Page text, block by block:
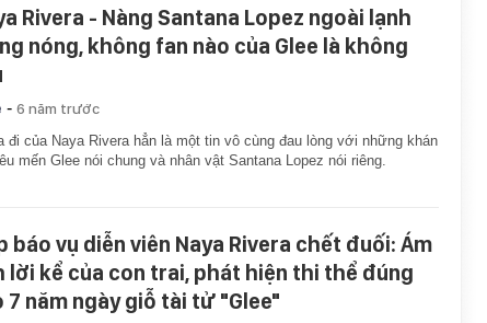
Rivera - Nàng Santana Lopez ngoài lạnh
nóng, không fan nào của Glee là không
- 6 năm trước
đi của Naya Rivera hẳn là một tin vô cùng đau lòng với những khán
mến Glee nói chung và nhân vật Santana Lopez nói riêng.
báo vụ diễn viên Naya Rivera chết đuối: Ám
lời kể của con trai, phát hiện thi thể đúng
7 năm ngày giỗ tài tử "Glee"